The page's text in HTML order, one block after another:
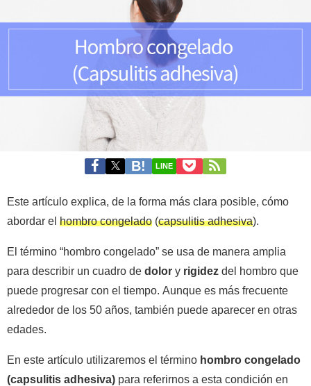
LINE
Este artículo explica, de la forma más clara posible, cómo
abordar el hombro congelado (capsulitis adhesiva).
El término “hombro congelado” se usa de manera amplia
para describir un cuadro de dolor y rigidez del hombro que
puede progresar con el tiempo. Aunque es más frecuente
alrededor de los 50 años, también puede aparecer en otras
edades.
En este artículo utilizaremos el término hombro congelado
(capsulitis adhesiva) para referirnos a esta condición en